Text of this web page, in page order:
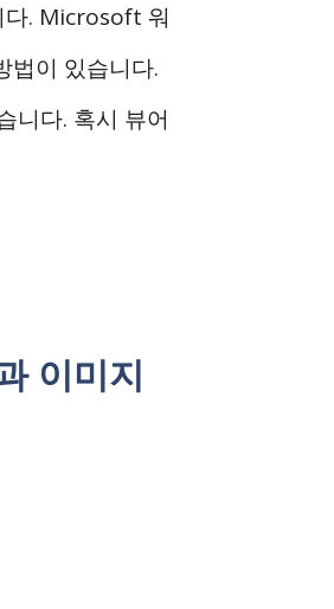
다. Microsoft 워
법이 있습니다.
니다. 혹시 뷰어
이미지